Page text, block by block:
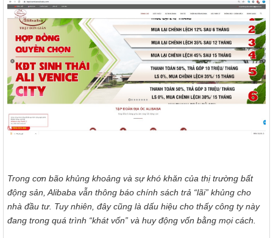
Trong cơn bão khủng khoảng và sự khó khăn của thị trường bất
động sản, Alibaba vẫn thông báo chính sách trả “lãi” khủng cho
nhà đầu tư. Tuy nhiên, đây cũng là dấu hiệu cho thấy công ty này
đang trong quá trình “khát vốn” và huy động vốn bằng mọi cách.